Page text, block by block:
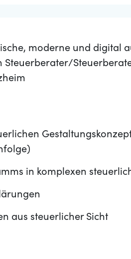
moderne und digital
in komplexen
aus steuerlicher Sicht